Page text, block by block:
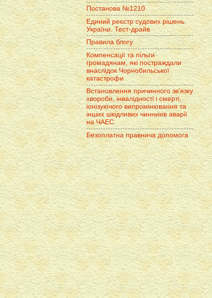
Постанова №1210
Единий реєстр судових рішень
України. Тест-драйв
Правила блогу
Компенсації та пільги
громадянам, які постраждали
внаслідок Чорнобильської
катастрофи
Встановлення причинного зв'язку
хвороби, інвалідності і смерті,
іонізуючого випромінювання та
інших шкідливих чинників аварії
на ЧАЕС
Безоплатна правнича допомога